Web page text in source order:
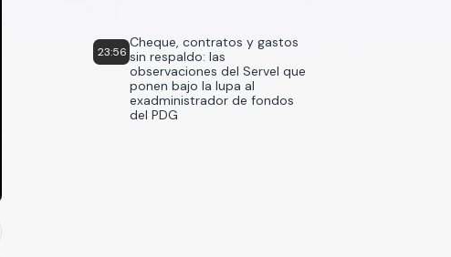
23:56
Cheque, contratos y gastos
sin respaldo: las
observaciones del Servel que
ponen bajo la lupa al
exadministrador de fondos
del PDG